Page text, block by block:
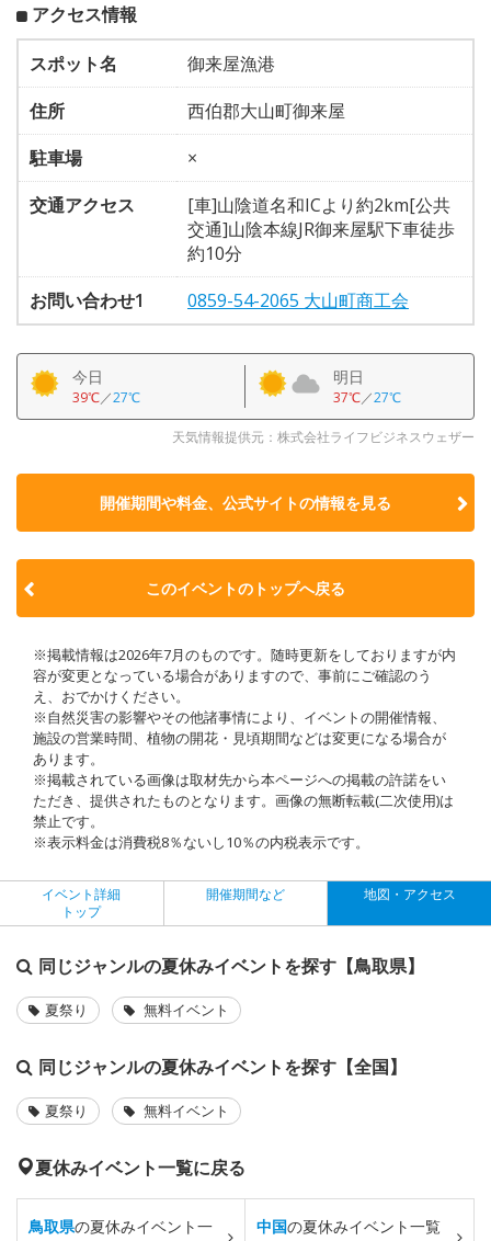
アクセス情報
スポット名
御来屋漁港
住所
西伯郡大山町御来屋
駐車場
×
交通アクセス
[車]山陰道名和ICより約2km[公共
交通]山陰本線JR御来屋駅下車徒歩
約10分
お問い合わせ1
0859-54-2065 大山町商工会
今日
39℃／27℃
明日
37℃／27℃
天気情報提供元：株式会社ライフビジネスウェザー
開催期間や料金、公式サイトの情報を見る
このイベントのトップへ戻る
※掲載情報は2026年7月のものです。随時更新をしておりますが内
容が変更となっている場合がありますので、事前にご確認のう
え、おでかけください。
※自然災害の影響やその他諸事情により、イベントの開催情報、
施設の営業時間、植物の開花・見頃期間などは変更になる場合が
あります。
※掲載されている画像は取材先から本ページへの掲載の許諾をい
ただき、提供されたものとなります。画像の無断転載(二次使用)は
禁止です。
※表示料金は消費税8％ないし10％の内税表示です。
イベント詳細
トップ
開催期間など 地図・アクセス
同じジャンルの夏休みイベントを探す【鳥取県】
夏祭り 無料イベント
同じジャンルの夏休みイベントを探す【全国】
夏祭り 無料イベント
夏休みイベント一覧に戻る
鳥取県の夏休みイベント一
中国の夏休みイベント一覧